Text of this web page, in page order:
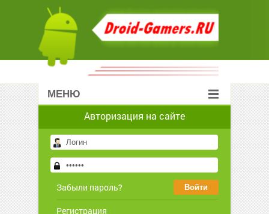
МЕНЮ
Авторизация на сайте
Забыли пароль?
Регистрация